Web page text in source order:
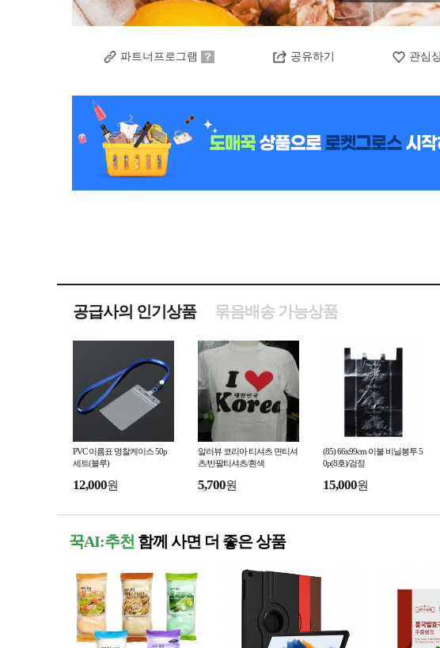
파트너프로그램 공유하기 관심
공급사의 인기상품 묶음배송 가능상품
PVC 이름표 명찰케이스 50p
세트(블루)
12,000원
알러뷰 코리아 티셔츠 면티셔
츠/반팔티셔츠/흰색
5,700원
(85) 66x99cm 이불 비닐봉투 5
0p(8호)/검정
15,000원
꾹AI:추천 함께 사면 더 좋은 상품